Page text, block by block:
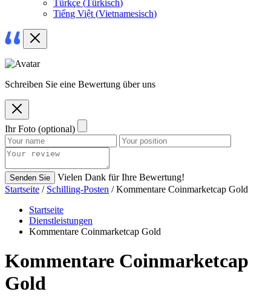
Türkçe (Türkisch)
Tiếng Việt (Vietnamesisch)
Schreiben Sie eine Bewertung über uns
Ihr Foto (optional)
Senden Sie
Vielen Dank für Ihre Bewertung!
Startseite / Schilling-Posten / Kommentare Coinmarketcap Gold
Startseite
Dienstleistungen
Kommentare Coinmarketcap Gold
Kommentare Coinmarketcap
Gold